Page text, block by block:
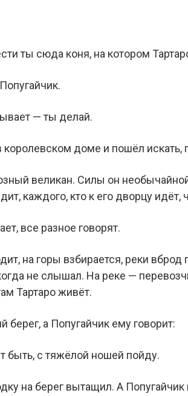
ты сюда коня, на котором
— ты делай.
доме и пошёл искать,
великан. Силы он
каждого, кто к его дворцу идёт,
все разное говорят.
на горы взбирается, реки
не слышал. На реке —
Тартаро живёт.
берег, а Попугайчик ему говорит:
с тяжёлой ношей пойду.
на берег вытащил. А